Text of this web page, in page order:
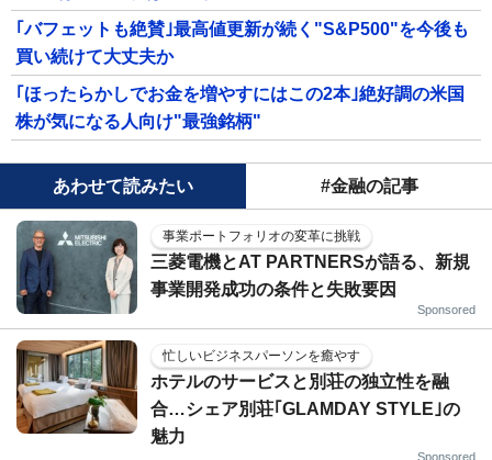
｢バフェットも絶賛｣最高値更新が続く"S&P500"を今後も
買い続けて大丈夫か
｢ほったらかしでお金を増やすにはこの2本｣絶好調の米国
株が気になる人向け"最強銘柄"
あわせて読みたい #金融の記事
事業ポートフォリオの変革に挑戦
三菱電機とAT PARTNERSが語る、新規
事業開発成功の条件と失敗要因
Sponsored
忙しいビジネスパーソンを癒やす
ホテルのサービスと別荘の独立性を融
合…シェア別荘｢GLAMDAY STYLE｣の
魅力
Sponsored